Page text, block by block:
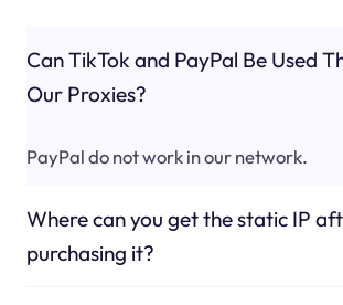
Can TikTok and PayPal Be Used
Our Proxies?
PayPal do not work in our network.
Where can you get the static IP
purchasing it?